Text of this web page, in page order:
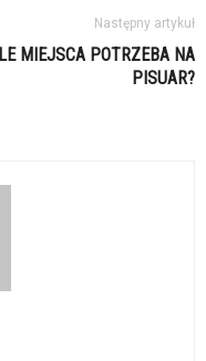
Następny artykuł
ILE MIEJSCA POTRZEBA NA
PISUAR?